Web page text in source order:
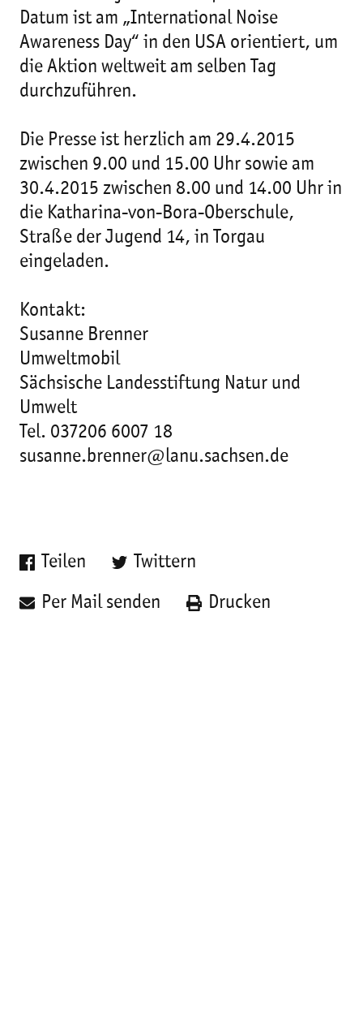
Datum ist am „International Noise
Awareness Day“ in den USA orientiert, um
die Aktion weltweit am selben Tag
durchzuführen.
Die Presse ist herzlich am 29.4.2015
zwischen 9.00 und 15.00 Uhr sowie am
30.4.2015 zwischen 8.00 und 14.00 Uhr in
die Katharina-von-Bora-Oberschule,
Straße der Jugend 14, in Torgau
eingeladen.
Kontakt:
Susanne Brenner
Umweltmobil
Sächsische Landesstiftung Natur und
Umwelt
Tel. 037206 6007 18
susanne.brenner@lanu.sachsen.de
Teilen Twittern
Per Mail senden Drucken